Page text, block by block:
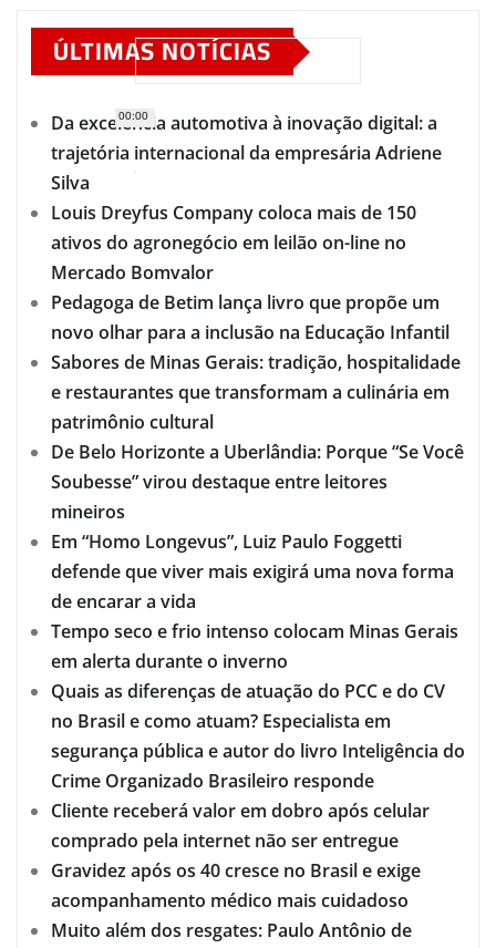
00:00
ÚLTIMAS NOTÍCIAS
Da excelência automotiva à inovação digital: a
trajetória internacional da empresária Adriene
Silva
Louis Dreyfus Company coloca mais de 150
ativos do agronegócio em leilão on-line no
Mercado Bomvalor
Pedagoga de Betim lança livro que propõe um
novo olhar para a inclusão na Educação Infantil
Sabores de Minas Gerais: tradição, hospitalidade
e restaurantes que transformam a culinária em
patrimônio cultural
De Belo Horizonte a Uberlândia: Porque “Se Você
Soubesse” virou destaque entre leitores
mineiros
Em “Homo Longevus”, Luiz Paulo Foggetti
defende que viver mais exigirá uma nova forma
de encarar a vida
Tempo seco e frio intenso colocam Minas Gerais
em alerta durante o inverno
Quais as diferenças de atuação do PCC e do CV
no Brasil e como atuam? Especialista em
segurança pública e autor do livro Inteligência do
Crime Organizado Brasileiro responde
Cliente receberá valor em dobro após celular
comprado pela internet não ser entregue
Gravidez após os 40 cresce no Brasil e exige
acompanhamento médico mais cuidadoso
Muito além dos resgates: Paulo Antônio de